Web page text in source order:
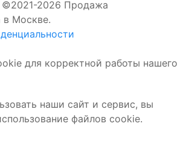
©2021-2026 Продажа
в Москве.
для корректной работы нашего
наши сайт и сервис, вы
файлов cookie.